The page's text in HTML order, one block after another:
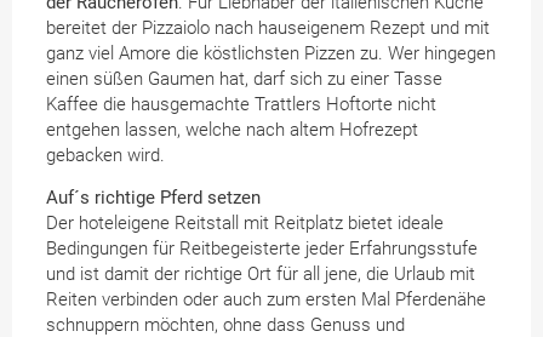
bereitet der Pizzaiolo nach hauseigenem Rezept und mit
ganz viel Amore die köstlichsten Pizzen zu. Wer hingegen
einen süßen Gaumen hat, darf sich zu einer Tasse
Kaffee die hausgemachte Trattlers Hoftorte nicht
entgehen lassen, welche nach altem Hofrezept
gebacken wird.
Auf´s richtige Pferd setzen
Der hoteleigene Reitstall mit Reitplatz bietet ideale
Bedingungen für Reitbegeisterte jeder Erfahrungsstufe
und ist damit der richtige Ort für all jene, die Urlaub mit
Reiten verbinden oder auch zum ersten Mal Pferdenähe
schnuppern möchten, ohne dass Genuss und